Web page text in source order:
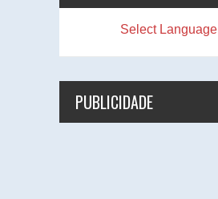
Select Language
PUBLICIDADE